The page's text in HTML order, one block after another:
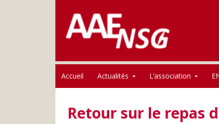
AAE-ENSG
Accueil Actualités L’association
Retour sur le repas